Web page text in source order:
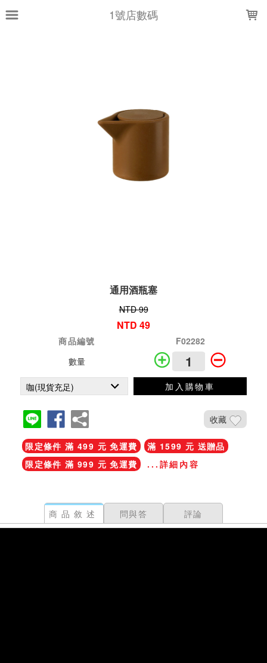
1號店數碼
通用酒瓶塞
NTD 99
NTD 49
商品編號
F02282
數量
加入購物車
收藏
限定條件 滿 499 元 免運費
滿 1599 元 送贈品
限定條件 滿 999 元 免運費
...詳細內容
商品敘述 問與答 評論